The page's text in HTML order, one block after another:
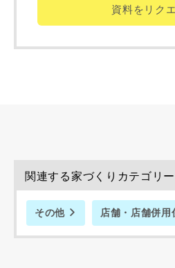
資料をリク
関連する家づくりカテゴリー
その他 店舗・店舗併用
当社は、本サービス又は利用契約
律上の請求原因の如何を問わず賠
入力内容を送
キャンセ